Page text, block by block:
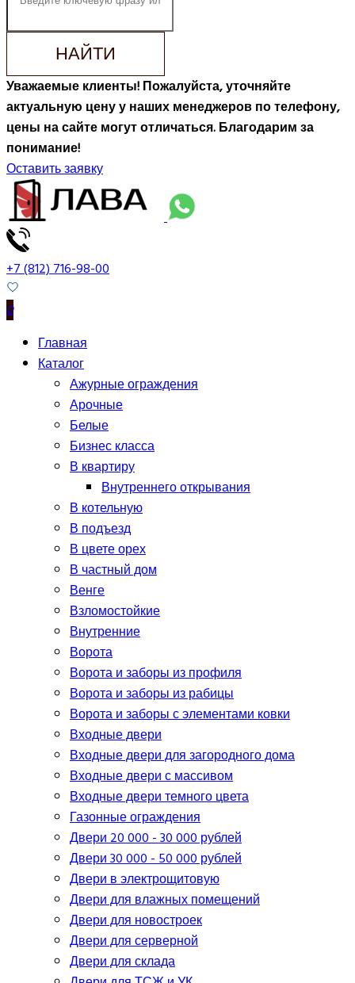
НАЙТИ
Уважаемые клиенты! Пожалуйста, уточняйте
актуальную цену у наших менеджеров по телефону,
цены на сайте могут отличаться. Благодарим за
понимание!
Оставить заявку
+7 (812) 716-98-00
0
Главная
Каталог
Ажурные ограждения
Арочные
Белые
Бизнес класса
В квартиру
Внутреннего открывания
В котельную
В подъезд
В цвете орех
В частный дом
Венге
Взломостойкие
Внутренние
Ворота
Ворота и заборы из профиля
Ворота и заборы из рабицы
Ворота и заборы с элементами ковки
Входные двери
Входные двери для загородного дома
Входные двери с массивом
Входные двери темного цвета
Газонные ограждения
Двери 20 000 - 30 000 рублей
Двери 30 000 - 50 000 рублей
Двери в электрощитовую
Двери для влажных помещений
Двери для новостроек
Двери для серверной
Двери для склада